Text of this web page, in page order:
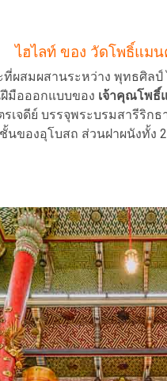
ไฮไลท์ ของ วัดโพธิ์แม
สมผสานระหว่าง พุทธศิลป์
มือออกแบบของ เจ้าคุณโพธิ์
เจดีย์ บรรจุพระบรมสารีริ
ของอุโบสถ ส่วนฝาผนังทั้ง